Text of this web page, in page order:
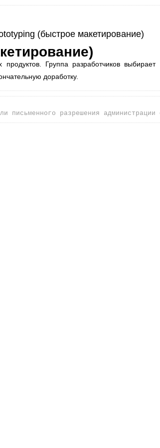
(быстрое макетирование)
Группа разработчиков
доработку.
письменного разрешения администрации